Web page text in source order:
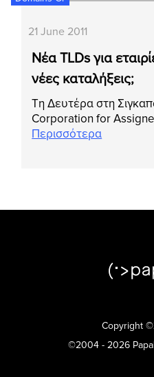
21 June 2011
Νέα TLDs για
νέες καταλήξεις;
Τη Δευτέρα στη
Corporation for
Περισσότερα
Copyright
©2004 - 2026